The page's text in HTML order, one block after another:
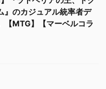
』のカジュアル統率者デ
【MTG】【マーベルコラ